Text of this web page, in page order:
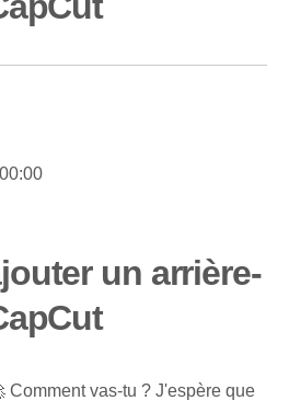
un arrière-
Comment vas-tu ? J'espère que